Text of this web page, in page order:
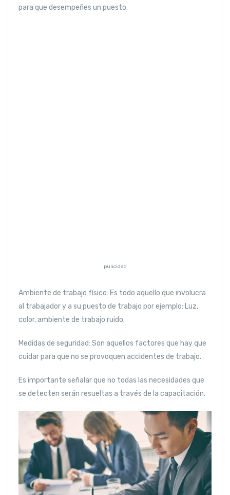
para que desempeñes un puesto.
pulicidad
Ambiente de trabajo físico: Es todo aquello que involucra
al trabajador y a su puesto de trabajo por ejemplo: Luz,
color, ambiente de trabajo ruido.
Medidas de seguridad: Son aquellos factores que hay que
cuidar para que no se provoquen accidentes de trabajo.
Es importante señalar que no todas las necesidades que
se detecten serán resueltas a través de la capacitación.